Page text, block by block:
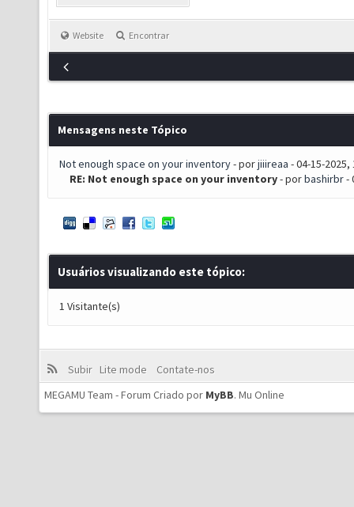
Website Encontrar
Mensagens neste Tópico
Not enough space on your inventory- porjiiireaa - 04-15-2025,
RE: Not enough space on your inventory- porbashirbr-
Usuários visualizando este tópico:
1 Visitante(s)
Subir Lite mode
Contate-nos
MEGAMU Team - Forum Criado por MyBB. Mu Online